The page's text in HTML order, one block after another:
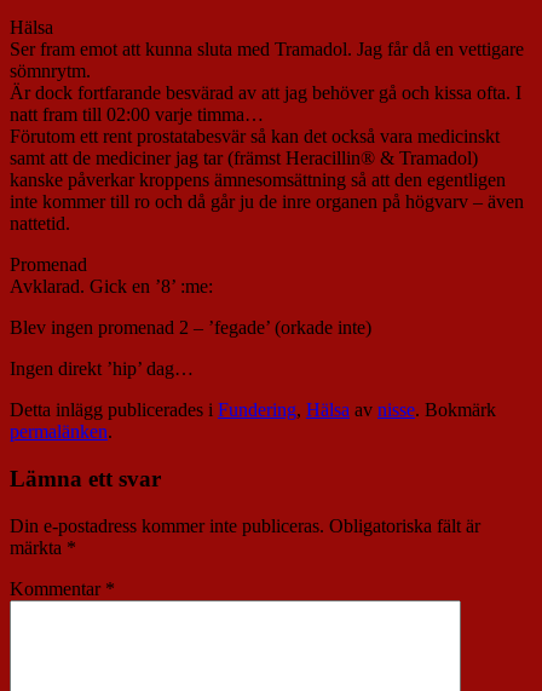
Hälsa
Ser fram emot att kunna sluta med Tramadol. Jag får då en vettigare
sömnrytm.
Är dock fortfarande besvärad av att jag behöver gå och kissa ofta. I
natt fram till 02:00 varje timma…
Förutom ett rent prostatabesvär så kan det också vara medicinskt
samt att de mediciner jag tar (främst Heracillin® & Tramadol)
kanske påverkar kroppens ämnesomsättning så att den egentligen
inte kommer till ro och då går ju de inre organen på högvarv – även
nattetid.
Promenad
Avklarad. Gick en ’8’ :me:
Blev ingen promenad 2 – ’fegade’ (orkade inte)
Ingen direkt ’hip’ dag…
Detta inlägg publicerades i Fundering, Hälsa av nisse. Bokmärk
permalänken.
Lämna ett svar
Din e-postadress kommer inte publiceras. Obligatoriska fält är
märkta *
Kommentar *